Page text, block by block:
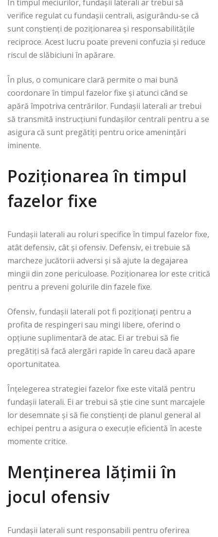
În timpul meciurilor, fundașii laterali ar trebui să
verifice regulat cu fundașii centrali, asigurându-se că
sunt conștienți de poziționarea și responsabilitățile
reciproce. Acest lucru poate preveni confuzia și reduce
riscul de slăbiciuni în apărare.
În plus, o comunicare clară permite o mai bună
coordonare în timpul fazelor fixe și atunci când se
apără împotriva centrărilor. Fundașii laterali ar trebui
să transmită instrucțiuni fundașilor centrali pentru a se
asigura că sunt pregătiți pentru orice amenințări
iminente.
Poziționarea în timpul
fazelor fixe
Fundașii laterali au roluri specifice în timpul fazelor fixe,
atât defensiv, cât și ofensiv. Defensiv, ei trebuie să
marcheze jucătorii adversi și să ajute la degajarea
mingii din zone periculoase. Poziționarea lor este critică
pentru a preveni golurile din fazele fixe.
Ofensiv, fundașii laterali pot fi poziționați pentru a
profita de respingeri sau mingi libere, oferind o
opțiune suplimentară de atac. Ei ar trebui să fie
pregătiți să facă alergări rapide în careu dacă apare
oportunitatea.
Înțelegerea strategiei fazelor fixe este vitală pentru
fundașii laterali. Ei ar trebui să știe cine sunt marcajele
lor desemnate și să fie conștienți de planul general al
echipei pentru a asigura o execuție eficientă în aceste
momente critice.
Menținerea lățimii în
jocul ofensiv
Fundașii laterali sunt responsabili pentru oferirea